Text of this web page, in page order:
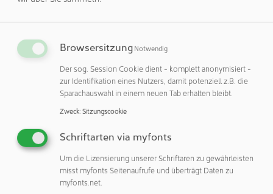
Umgebungen der nächsten Generation, die von null bis zu
300 Watt pro Quadratmeter skalierbar sind. Diese
fortschrittlichen Systeme sind optimal dimensioniert und
kontrolliert und liefern genau die Luftmenge, die für die
ist. Gleichzeitig sparen sie Energie und reduzieren CO₂-
Emissionen.
Während der Durchführung der physischen Tests erstellte
Siemens ein digitales Modell des gesamten
Projektaufbaus, einschließlich Simulation der Tests selbst.
Browsersitzung Notwendig
Der sog. Session Cookie dient - komplett anonymisiert -
zur Identifikation eines Nutzers, damit potenziell z.B. die
Sparachauswahl in einem neuen Tab erhalten bleibt.
Zweck: Sitzungscookie
Schriftarten via myfonts
Um die Lizensierung unserer Schriftaren zu gewährleisten
misst myfonts Seitenaufrufe und überträgt Daten zu
myfonts.net.